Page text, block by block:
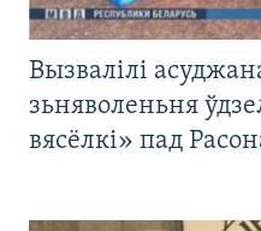
Вызвалілі
зьняволеньня
вясёлкі» пад